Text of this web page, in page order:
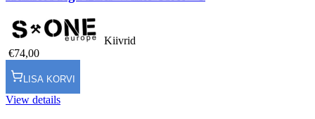
Kiivrid
€74,00
LISA KORVI
View details